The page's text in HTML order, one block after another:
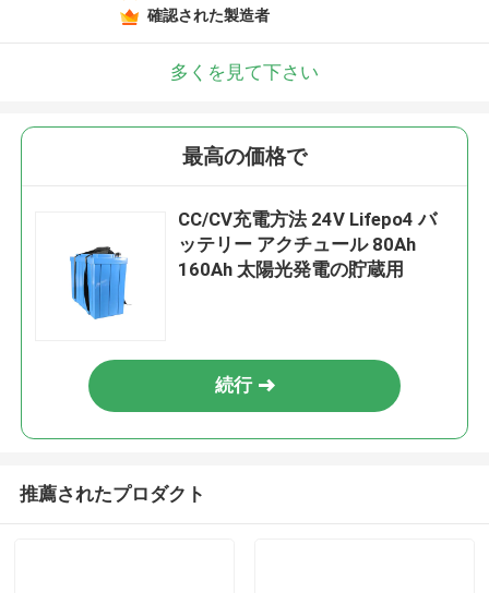
確認された製造者
多くを見て下さい
最高の価格で
CC/CV充電方法 24V Lifepo4 バ
ッテリー アクチュール 80Ah
160Ah 太陽光発電の貯蔵用
続行
推薦されたプロダクト